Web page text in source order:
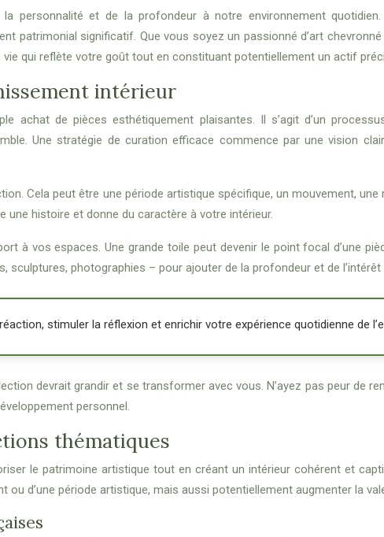
personnalité et de la profondeur à notre environnement
patrimonial significatif. Que vous soyez un passionné d’art
qui reflète votre goût tout en constituant potentiellement un actif
intérieur
achat de pièces esthétiquement plaisantes. Il s’agit d’un
Une stratégie de curation efficace commence par une vision
Cela peut être une période artistique spécifique, un mouvement,
histoire et donne du caractère à votre intérieur.
à vos espaces. Une grande toile peut devenir le point focal d’une
sculptures, photographies – pour ajouter de la profondeur et de
stimuler la réflexion et enrichir votre expérience quotidienne de
devrait grandir et se transformer avec vous. N’ayez pas peur de
personnel.
thématiques
le patrimoine artistique tout en créant un intérieur cohérent et
d’une période artistique, mais aussi potentiellement augmenter la